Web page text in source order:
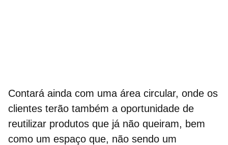
Contará ainda com uma área circular, onde os
clientes terão também a oportunidade de
reutilizar produtos que já não queiram, bem
como um espaço que, não sendo um